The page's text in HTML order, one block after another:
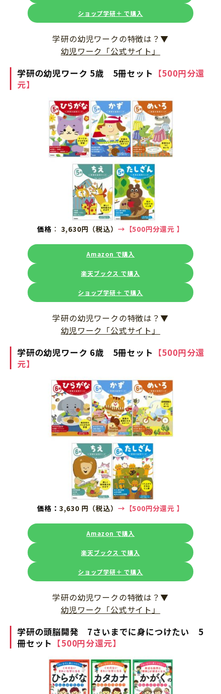
ショップ学研＋ で購入
学研の幼児ワークの特徴は？▼
幼児ワーク「公式サイト」
学研の幼児ワーク 5歳 5冊セット 【500円分還
元】
価格 ： 3,630円（税込） → 【500円分還元 】
Amazon で購入
楽天ブックス で購入
ショップ学研＋ で購入
学研の幼児ワークの特徴は？▼
幼児ワーク「公式サイト」
学研の幼児ワーク 6歳 5冊セット 【500円分還
元】
価格： 3,630 円（税込） → 【500円分還元 】
Amazon で購入
楽天ブックス で購入
ショップ学研＋ で購入
学研の幼児ワークの特徴は？▼
幼児ワーク「公式サイト」
学研の頭脳開発 7さいまでに身につけたい 5
冊セット 【500円分還元】